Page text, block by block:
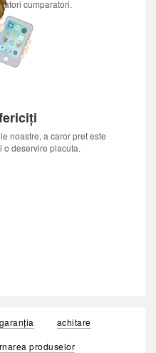
cumparatori.
noastre, a caror pret este
o deservire placuta.
garanția
achitare
produselor